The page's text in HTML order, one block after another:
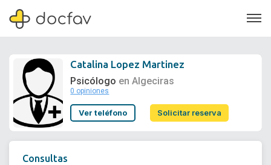
Soporte
Catalina Lopez Martinez
Psicólogo en Algeciras
0 opiniones
Ver teléfono Solicitar reserva
Consultas